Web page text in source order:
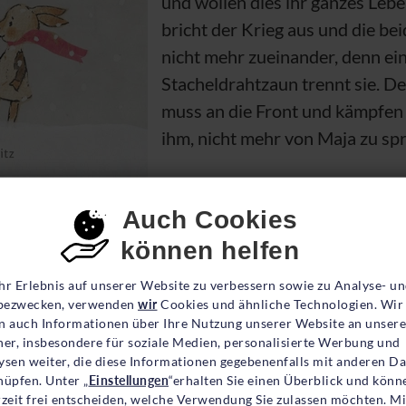
Einstellungen
Auch Cookies
können helfen
Erlebnis auf unserer Website zu verbessern sowie zu Analyse-
verwenden wirCookies und ähnliche Technologien. Wir
auch Informationen über Ihre Nutzung unserer Website an unsere
insbesondere für soziale Medien, personalisierte Werbung und
weiter, die diese Informationen gegebenenfalls mit anderen
Unter „Einstellungen“erhalten Sie einen Überblick und
frei entscheiden, welche Verwendung Sie zulassen möchten.
bricht der Krieg aus und die
nicht mehr zueinander, denn
Stacheldrahtzaun trennt sie.
muss an die Front und
ihm, nicht mehr von Maja zu
Der Krieg bedeutet Verbote,
Grund getrennt werden. Floris versteht
hat. Der Krieg sei unberechenbar, sagt die
ist der Krieg plötzlich wieder vorbei. Doch er ist
draußen sieht Floris noch immer den
Die Autorin, die in Frankreich durch über 40
besetzten Elsass aufwuchs, führt aus,